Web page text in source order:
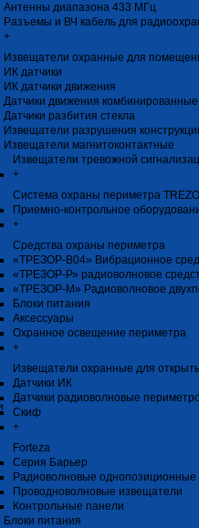
Антенны диапазона 433 МГц
Разъемы и ВЧ кабель для
+
Извещатели охранные для
ИК датчики
ИК датчики движения
Датчики движения
Датчики разбития стекла
Извещатели разрушения
Извещатели магнитоконтактные
Извещатели тревожной
+
Система охраны периметра
Приемно-контрольное
+
Средства охраны периметра
«ТРЕЗОР-В04» Вибрационное
«ТРЕЗОР-Р» радиоволновое
«ТРЕЗОР-М» Радиоволновое
Блоки питания
Аксессуары
Охранное освещение периметра
+
Извещатели охранные для
Датчики ИК
Датчики радиоволновые
Скиф
+
Forteza
Серия Барьер
Радиоволновые однопозиционные
Проводноволновые извещатели
Контрольные панели
Блоки питания